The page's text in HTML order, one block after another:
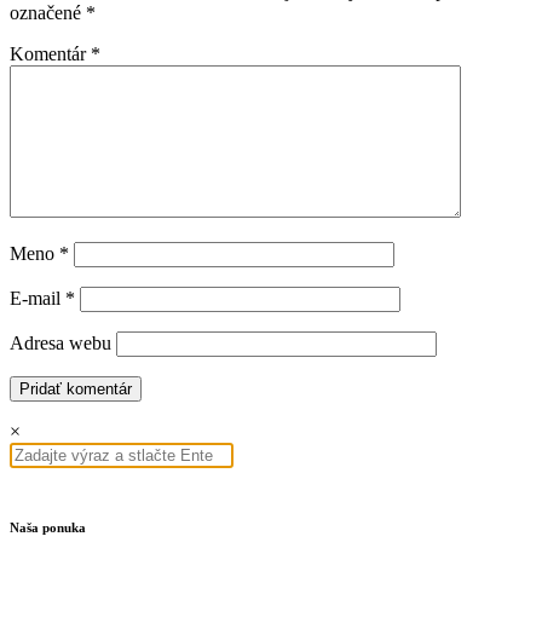
označené *
Komentár *
Meno *
E-mail *
Adresa webu
×
Naša ponuka